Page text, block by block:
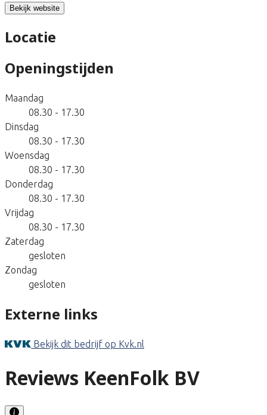
Bekijk website
Locatie
Openingstijden
Maandag
08.30 - 17.30
Dinsdag
08.30 - 17.30
Woensdag
08.30 - 17.30
Donderdag
08.30 - 17.30
Vrijdag
08.30 - 17.30
Zaterdag
gesloten
Zondag
gesloten
Externe links
Bekijk dit bedrijf op Kvk.nl
Reviews KeenFolk BV